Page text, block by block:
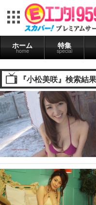
ホーム
home
特集
special
『小松美咲』検索結果